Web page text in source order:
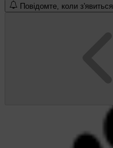
Повідомте, коли з'явиться